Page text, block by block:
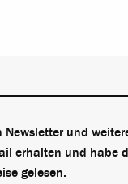
Newsletter und
erhalten und habe
gelesen.